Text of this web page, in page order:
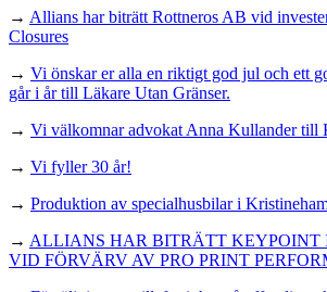
→ Allians har biträtt Rottneros AB vid
Closures
→ Vi önskar er alla en riktigt god jul och ett
går i år till Läkare Utan Gränser.
→ Vi välkomnar advokat Anna Kullander till
→ Vi fyller 30 år!
→ Produktion av specialhusbilar i
→ ALLIANS HAR BITRÄTT KEYPOINT
VID FÖRVÄRV AV PRO PRINT